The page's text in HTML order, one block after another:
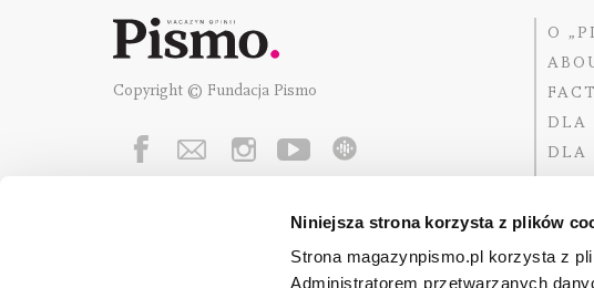
Niniejsza strona korzysta z plików
Strona magazynpismo.pl korzysta z
Administratorem przetwarzanych
Copyright © Fundacja Pismo
O
DLA
DLA
Fundację Pismowspierają: